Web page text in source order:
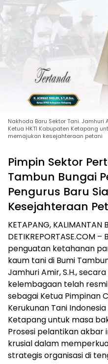
Nakhoda Baru Sektor Tani.
Ketua HKTI Kabupaten Ketapang
memajukan kesejahteraan petani
Pimpin Sektor
Tambun Bungai
Pengurus Baru
Kesejahteraan
​KETAPANG, KALIMANTAN
DETIKREPORTASE.COM
penguatan ketahanan
kaum tani di Bumi
Jamhuri Amir, S.H.,
kelembagaan telah
sebagai Ketua Pimpinan
Kerukunan Tani
Ketapang untuk masa
Prosesi pelantikan akbar
krusial dalam
strategis organisasi di